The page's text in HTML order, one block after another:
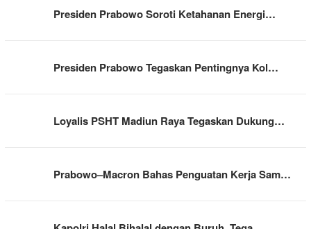
Presiden Prabowo Soroti Ketahanan Energi…
Presiden Prabowo Tegaskan Pentingnya Kol…
Loyalis PSHT Madiun Raya Tegaskan Dukung…
Prabowo–Macron Bahas Penguatan Kerja Sam…